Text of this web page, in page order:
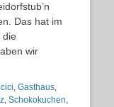
Das hat im
die
wir
, Gasthaus,
, Schokokuchen,